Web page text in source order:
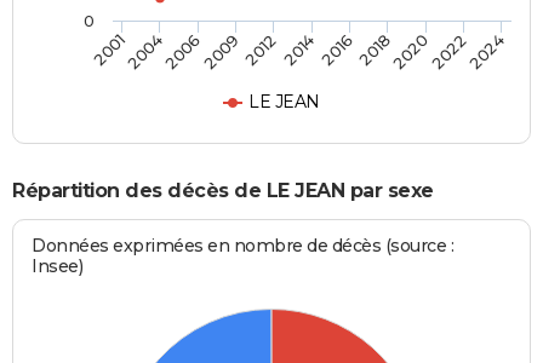
LE JEAN
20012004200620092012201420162018202020222024
0
Répartition des décès de LE JEAN par sexe
Données exprimées en nombre de décès (source :
Insee)